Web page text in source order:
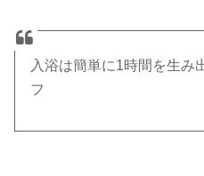
入浴は簡単に1時間を生み
フ